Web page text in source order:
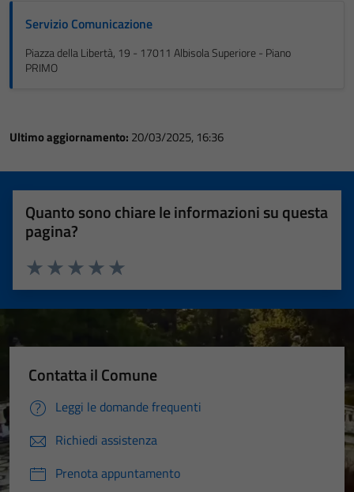
Servizio Comunicazione
Piazza della Libertà, 19 - 17011 Albisola Superiore - Piano
PRIMO
Ultimo aggiornamento: 20/03/2025, 16:36
Quanto sono chiare le informazioni su questa
pagina?
Valuta 5 stelle su 5
Valuta 4 stelle su 5
Valuta 3 stelle su 5
Valuta 2 stelle su 5
Valuta 1 stelle su 5
Contatta il Comune
Leggi le domande frequenti
Richiedi assistenza
Prenota appuntamento